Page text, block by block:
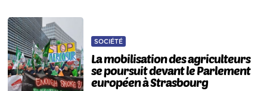
SOCIÉTÉ
La mobilisation des agriculteurs
se poursuit devant le Parlement
européen à Strasbourg